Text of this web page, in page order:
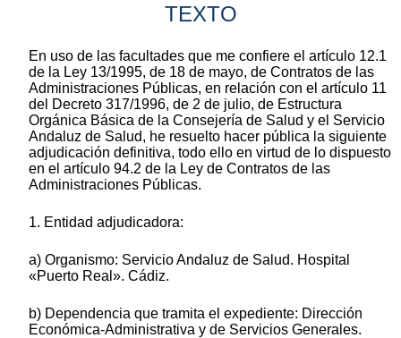
TEXTO
En uso de las facultades que me confiere el artículo 12.1
de la Ley 13/1995, de 18 de mayo, de Contratos de las
Administraciones Públicas, en relación con el artículo 11
del Decreto 317/1996, de 2 de julio, de Estructura
Orgánica Básica de la Consejería de Salud y el Servicio
Andaluz de Salud, he resuelto hacer pública la siguiente
adjudicación definitiva, todo ello en virtud de lo dispuesto
en el artículo 94.2 de la Ley de Contratos de las
Administraciones Públicas.
1. Entidad adjudicadora:
a) Organismo: Servicio Andaluz de Salud. Hospital
«Puerto Real». Cádiz.
b) Dependencia que tramita el expediente: Dirección
Económica-Administrativa y de Servicios Generales.